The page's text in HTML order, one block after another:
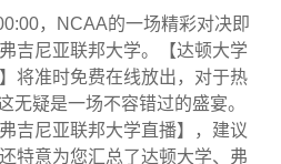
，NCAA的一场精彩对决即
尼亚联邦大学。【达顿大学
将准时免费在线放出，对于热
无疑是一场不容错过的盛宴。
吉尼亚联邦大学直播】，建议
特意为您汇总了达顿大学、弗